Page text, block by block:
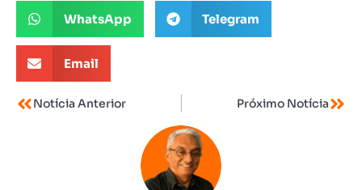
WhatsApp Telegram
Email
Notícia Anterior Próximo Notícia